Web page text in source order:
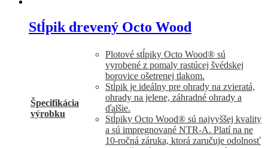
Stĺpik drevený Octo Wood
Špecifikácia
výrobku
Plotové stĺpiky Octo Wood® sú
vyrobené z pomaly rastúcej švédskej
borovice ošetrenej tlakom.
Stĺpik je ideálny pre ohrady na zvieratá,
ohrady na jelene, záhradné ohrady a
ďalšie.
Stĺpiky Octo Wood® sú najvyššej kvality
a sú impregnované NTR-A. Platí na ne
10-ročná záruka, ktorá zaručuje odolnosť